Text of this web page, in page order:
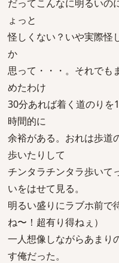
だってこんなに明るいの
ょっと
怪しくない？いや実際怪
か
思って・・・。それでも
めたわけ
30分あれば着く道のりを
時間的に
余裕がある。おれは歩道
歩いたりして
チンタラチンタラ歩いて
いをはせて見る。
明るい盛りにラブホ前で
ね〜！超有り得ねぇ）
一人想像しながらあまり
す俺だった。